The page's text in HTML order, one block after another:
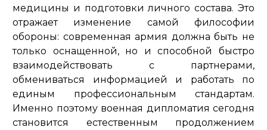
медицины и подготовки личного состава. Это
отражает изменение самой философии
обороны: современная армия должна быть не
только оснащенной, но и способной быстро
взаимодействовать с партнерами,
обмениваться информацией и работать по
единым профессиональным стандартам.
Именно поэтому военная дипломатия сегодня
становится естественным продолжением